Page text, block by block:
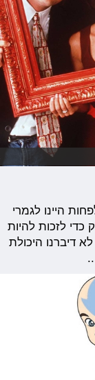
היינו לגמרי
כדי לזכות להיות
דיברנו היכולת